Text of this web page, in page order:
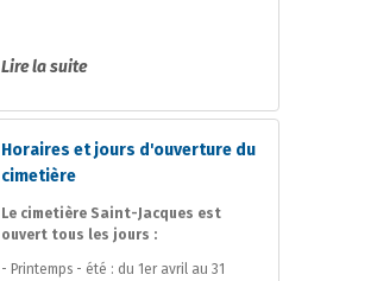
Lire la suite
Horaires et jours d'ouverture du
cimetière
Le cimetière Saint-Jacques est
ouvert tous les jours :
- Printemps - été : du 1er avril au 31